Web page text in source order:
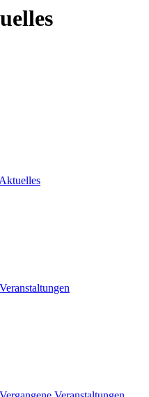
Aktuelles
Veranstaltungen